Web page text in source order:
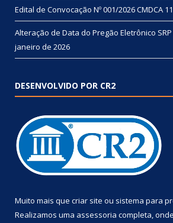
Edital de Convocação Nº 001/2026 CMDCA
Alteração de Data do Pregão Eletrônico SRP
janeiro de 2026
DESENVOLVIDO POR CR2
Muito mais que criar site ou sistema para
Realizamos uma assessoria completa,